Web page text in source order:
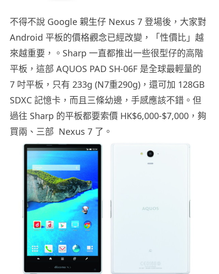
不得不說 Google 親生仔 Nexus 7 登場後，大家對
Android 平板的價格觀念已經改變，「性價比」越
來越重要，。Sharp 一直都推出一些很型仔的高階
平板，這部 AQUOS PAD SH-06F 是全球最輕量的
7 吋平板，只有 233g (N7重290g)，還可加 128GB
SDXC 記憶卡，而且三條幼邊，手感應該不錯。但
過往 Sharp 的平板都要索價 HK$6,000-$7,000，夠
買兩、三部 Nexus 7 了。